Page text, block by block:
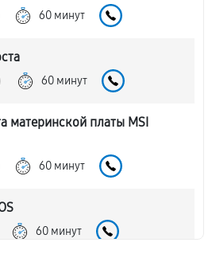
60 минут
60 минут
материнской платы MSI
60 минут
60 минут